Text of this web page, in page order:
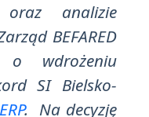
oraz analizie
BEFARED
o wdrożeniu
SI Bielsko-
. Na decyzję